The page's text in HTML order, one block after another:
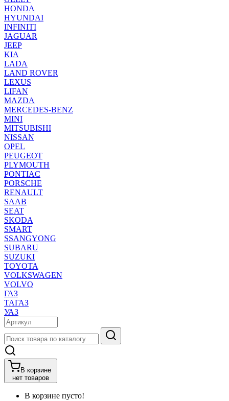
HONDA
HYUNDAI
INFINITI
JAGUAR
JEEP
KIA
LADA
LAND ROVER
LEXUS
LIFAN
MAZDA
MERCEDES-BENZ
MINI
MITSUBISHI
NISSAN
OPEL
PEUGEOT
PLYMOUTH
PONTIAC
PORSCHE
RENAULT
SAAB
SEAT
SKODA
SMART
SSANGYONG
SUBARU
SUZUKI
TOYOTA
VOLKSWAGEN
VOLVO
ГАЗ
ТАГАЗ
УАЗ
В корзине
нет товаров
В корзине пусто!